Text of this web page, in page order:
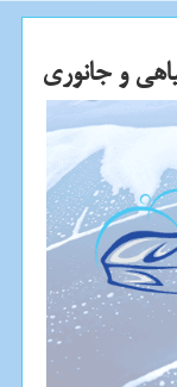
و جانوری